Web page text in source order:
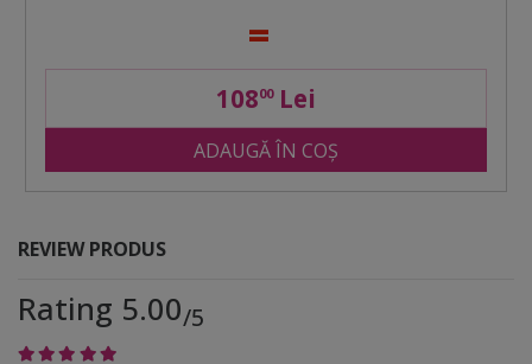
10800Lei
ADAUGĂ ÎN COȘ
REVIEW PRODUS
Rating 5.00/5